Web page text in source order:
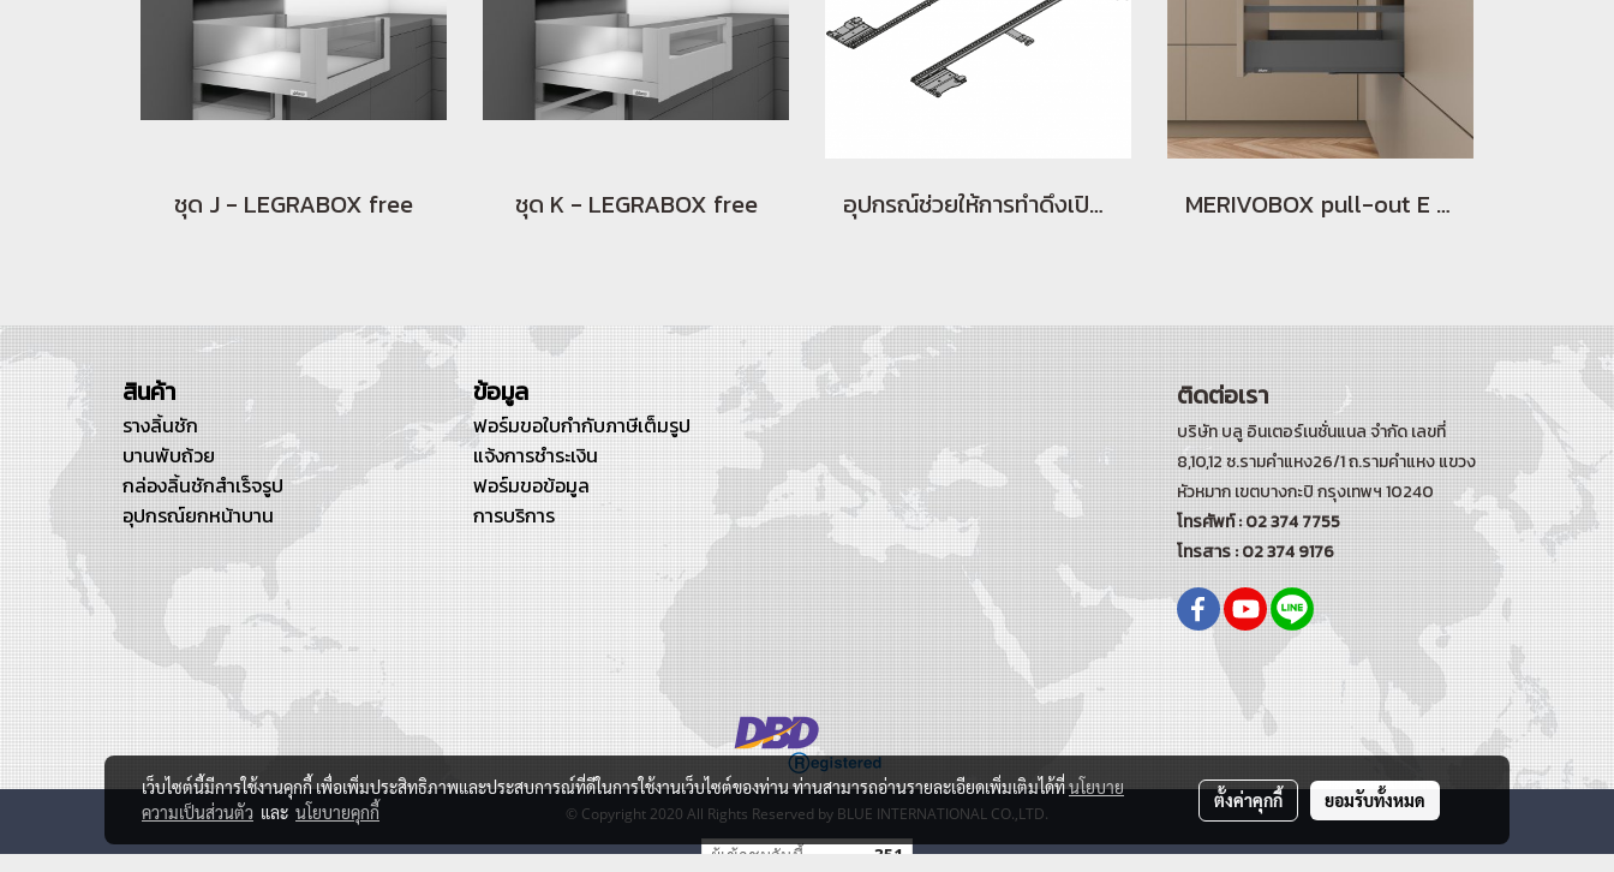
ชุด J - LEGRABOX free ชุด K - LEGRABOX free อุปกรณ์ช่วยให้การทำดึงเปิดลิ้นชักทำได้สมดุลทั้งสองด้าน MERIVOBOX pull-out E gallery
สินค้า
รางลิ้นชัก
บานพับถ้วย
กล่องลิ้นชักสำเร็จรูป
อุปกรณ์ยกหน้าบาน
ข้อมูล
ฟอร์มขอใบกำกับภาษีเต็มรูป
แจ้งการชำระเงิน
ฟอร์มขอข้อมูล
การบริการ
ติดต่อเรา
บริษัท บลู อินเตอร์เนชั่นแนล จำกัด เลขที่
8,10,12 ซ.รามคำแหง26/1 ถ.รามคำแหงแขวง
หัวหมาก เขตบางกะปิ กรุงเทพฯ 10240
โทรศัพท์ : 02 374 7755
โทรสาร : 02 374 9176
© Copyright 2020 All Rights Reserved by BLUE INTERNATIONAL CO.,LTD.
ผู้เข้าชมวันนี้ 351
เว็บไซต์นี้มีการใช้งานคุกกี้ เพื่อเพิ่มประสิทธิภาพและประสบการณ์ที่ดีในการใช้งานเว็บไซต์ของท่าน ท่านสามารถอ่านรายละเอียดเพิ่มเติมได้ที่นโยบาย
ความเป็นส่วนตัว และ นโยบายคุกกี้
ตั้งค่าคุกกี้ ยอมรับทั้งหมด